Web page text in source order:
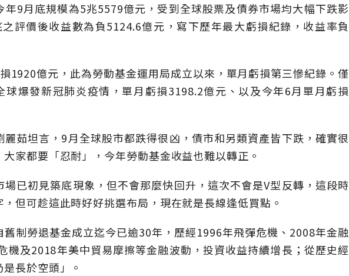
年9月底規模為5兆5579億元，受到全球股票及債券市場均大幅下跌影
評價後收益數為負5124.6億元，寫下歷年最大虧損紀錄，收益率負
1920億元，此為勞動基金運用局成立以來，單月虧損第三慘紀錄。僅
球爆發新冠肺炎疫情，單月虧損3198.2億元、以及今年6月單月虧損
麗茹坦言，9月全球股市都跌得很凶，債市和另類資產皆下跌，確實很
家都要「忍耐」，今年勞動基金收益也難以轉正。
已初見築底現象，但不會那麼快回升，這次不會是V型反轉，這段時
但可趁這此時好好挑選布局，現在就是長線逢低買點。
舊制勞退基金成立迄今已逾30年，歷經1996年飛彈危機、2008年金融
機及2018年美中貿易摩擦等金融波動，投資收益持續增長；從歷史經
長於空頭」。